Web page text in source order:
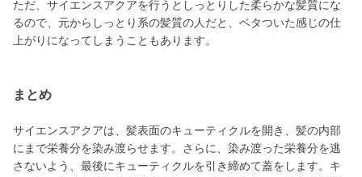
ただ、サイエンスアクアを行うとしっとりした柔らかな髪質にな
るので、元からしっとり系の髪質の人だと、ベタついた感じの仕
上がりになってしまうこともあります。
まとめ
サイエンスアクアは、髪表面のキューティクルを開き、髪の内部
にまで栄養分を染み渡らせます。さらに、染み渡った栄養分を逃
さないよう、最後にキューティクルを引き締めて蓋をします。キ